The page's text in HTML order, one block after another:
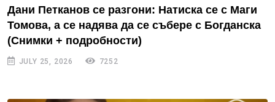
Дани Петканов се разгони: Натиска се с Маги
Томова, а се надява да се събере с Богданска
(Снимки + подробности)
JULY 25, 2026 7252